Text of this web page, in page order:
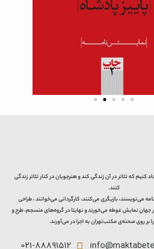
کنیم که تئاتر در آن زندگی کند و هنرجویان در کنار تئاتر زندگی
کنند.
می‌نویسند، بازیگری می‌کنند، کارگردانی می‌خوانند ، طراحی
جهان نمایش غوطه می‌خورند و نهایتا در گروه‌های منسجم، طرح و
بر روی صحنه‌ی مکتب‌تهران به اجرا در می‌آورند.
021-88891512